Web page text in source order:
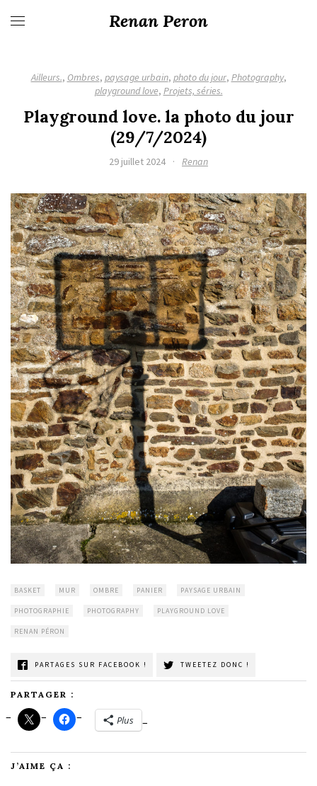
Renan Peron
Ailleurs., Ombres, paysage urbain, photo du jour, Photography,
playground love, Projets, séries.
Playground love. la photo du jour
(29/7/2024)
29 juillet 2024 · Renan
BASKET MUR OMBRE PANIER PAYSAGE URBAIN
PHOTOGRAPHIE PHOTOGRAPHY PLAYGROUND LOVE
RENAN PÉRON
PARTAGES SUR FACEBOOK ! TWEETEZ DONC !
PARTAGER :
Plus
J’AIME ÇA :